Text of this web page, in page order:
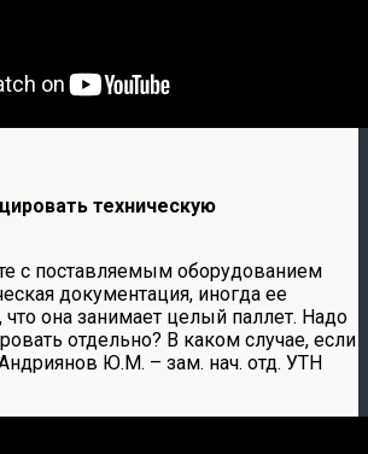
техническую
с поставляемым оборудованием
документация, иногда ее
она занимает целый паллет. Надо
отдельно? В каком случае, если
Ю.М. – зам. нач. отд. УТН